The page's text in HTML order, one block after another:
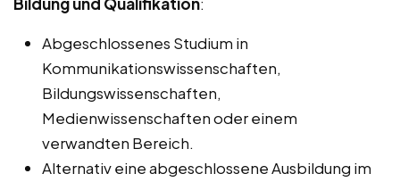
Abgeschlossenes Studium in
Kommunikationswissenschaften,
Bildungswissenschaften,
Medienwissenschaften oder einem
verwandten Bereich.
Alternativ eine abgeschlossene Ausbildung im